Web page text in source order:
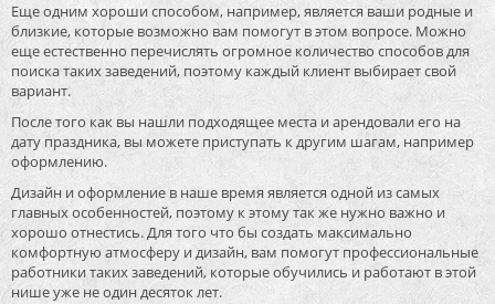
Еще одним хороши способом, например, является ваши родные и
близкие, которые возможно вам помогут в этом вопросе. Можно
еще естественно перечислять огромное количество способов для
поиска таких заведений, поэтому каждый клиент выбирает свой
вариант.
После того как вы нашли подходящее места и арендовали его на
дату праздника, вы можете приступать к другим шагам, например
оформлению.
Дизайн и оформление в наше время является одной из самых
главных особенностей, поэтому к этому так же нужно важно и
хорошо отнестись. Для того что бы создать максимально
комфортную атмосферу и дизайн, вам помогут профессиональные
работники таких заведений, которые обучились и работают в этой
нише уже не один десяток лет.